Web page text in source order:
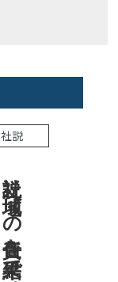
社説
社説 地域への責任を結果で示せ